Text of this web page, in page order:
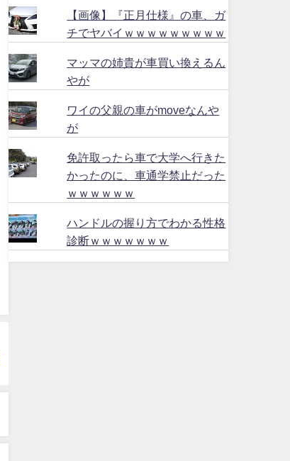
【画像】『正月仕様』の車、ガ
チでヤバイｗｗｗｗｗｗｗｗｗ
マッマの姉貴が車買い換えるん
やが
ワイの父親の車がmoveなんや
が
免許取ったら車で大学へ行きた
かったのに、車通学禁止だった
ｗｗｗｗｗｗ
ハンドルの握り方でわかる性格
診断ｗｗｗｗｗｗｗ